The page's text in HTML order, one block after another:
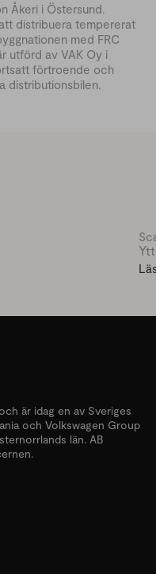
Åkeri i Östersund.
distribuera tempererat
med FRC
utförd av VAK Oy i
förtroende och
distributionsbilen.
är idag en av Sveriges
och Volkswagen Group
län. AB